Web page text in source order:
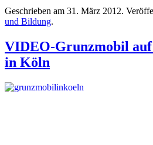
Geschrieben am 31. März 2012.
und Bildung.
VIDEO-Grunzmobil
in Köln